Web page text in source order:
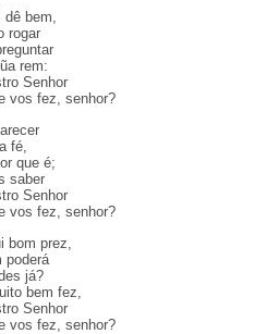
dê bem,
rogar
rem:
Senhor
fez, senhor?
fé,
que é;
saber
Senhor
fez, senhor?
bom prez,
poderá
já?
bem fez,
Senhor
fez, senhor?